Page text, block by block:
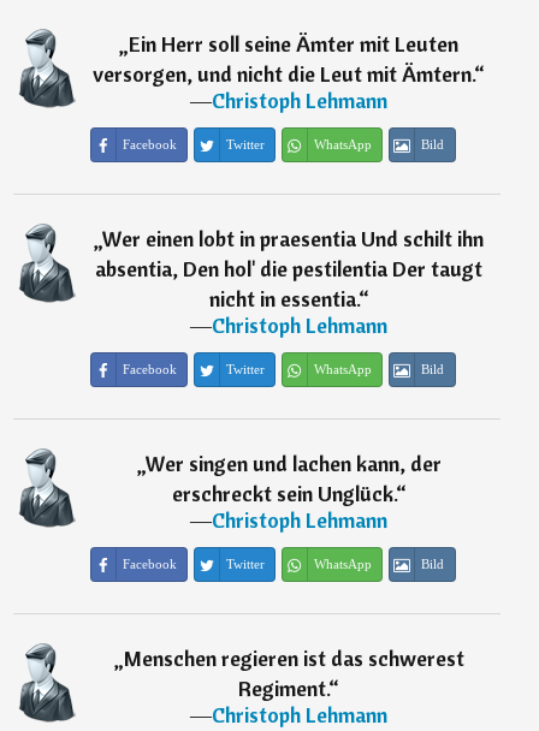
„Ein Herr soll seine Ämter mit Leuten
versorgen, und nicht die Leut mit Ämtern.“
―Christoph Lehmann
Facebook Twitter WhatsApp Bild
„Wer einen lobt in praesentia Und schilt ihn
absentia, Den hol' die pestilentia Der taugt
nicht in essentia.“
―Christoph Lehmann
Facebook Twitter WhatsApp Bild
„Wer singen und lachen kann, der
erschreckt sein Unglück.“
―Christoph Lehmann
Facebook Twitter WhatsApp Bild
„Menschen regieren ist das schwerest
Regiment.“
―Christoph Lehmann